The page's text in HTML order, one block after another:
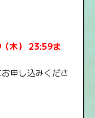
木） 23:59ま
申し込みくださ